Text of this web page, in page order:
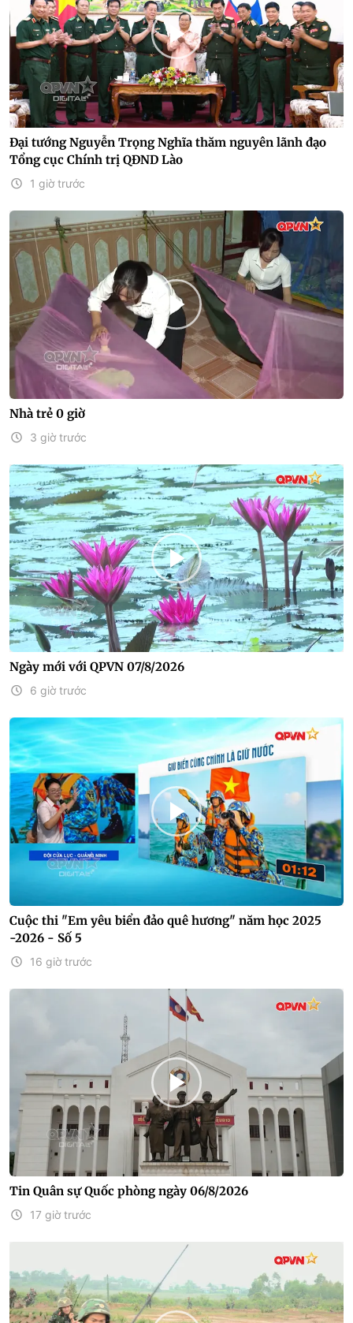
Đại tướng Nguyễn Trọng Nghĩa thăm nguyên lãnh đạo
Tổng cục Chính trị QĐND Lào
1 giờ trước
Nhà trẻ 0 giờ
3 giờ trước
Ngày mới với QPVN 07/8/2026
6 giờ trước
Cuộc thi "Em yêu biển đảo quê hương" năm học 2025
-2026 - Số 5
16 giờ trước
Tin Quân sự Quốc phòng ngày 06/8/2026
17 giờ trước